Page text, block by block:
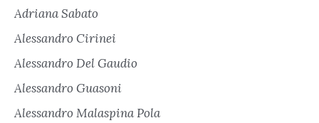
Adriana Sabato
Alessandro Cirinei
Alessandro Del Gaudio
Alessandro Guasoni
Alessandro Malaspina Pola